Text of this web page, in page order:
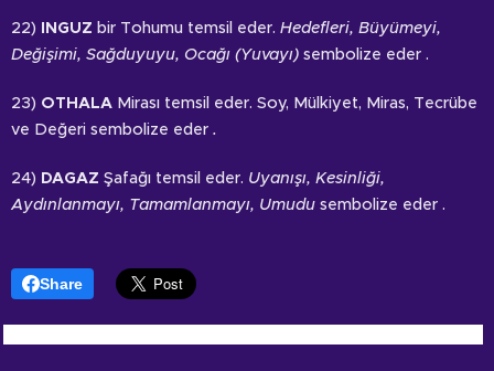
22) INGUZ bir Tohumu temsil eder. Hedefleri, Büyümeyi,
Değişimi, Sağduyuyu, Ocağı (Yuvayı) sembolize eder .
23) OTHALA Mirası temsil eder. Soy, Mülkiyet, Miras, Tecrübe
ve Değeri sembolize eder .
24) DAGAZ Şafağı temsil eder. Uyanışı, Kesinliği,
Aydınlanmayı, Tamamlanmayı, Umudu sembolize eder .
Share